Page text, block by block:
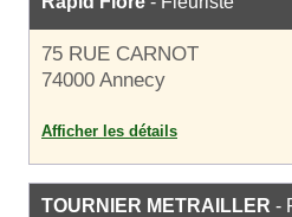
75 RUE CARNOT
74000 Annecy
Afficher les détails
TOURNIER METRAILLER -